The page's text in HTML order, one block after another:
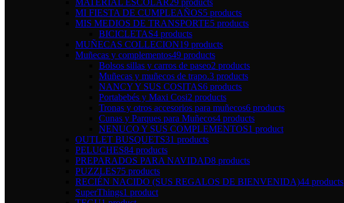
MI FIESTA DE CUMPLEAÑOS5 products
MIS MEDIOS DE TRANSPORTE5 products
BICICLETAS4 products
MUÑECAS COLLECION19 products
Muñecas y complementos49 products
Bolsos sillas y carros de paseo2 products
Muñecas y muñecos de trapo.3 products
NANCY Y SUS COSITAS6 products
Portabebés y Maxi Cosi2 products
Tronas y otros accesorios para muñecos6 products
Cunas y Parques para Muñecos4 products
NENUCO Y SUS COMPLEMENTOS1 product
OUTLET BUSQUETS31 products
PELUCHES84 products
PREPARADOS PARA NAVIDAD8 products
PUZZLES75 products
RECIÉN NACIDO (SUS REGALOS DE BIENVENIDA)44 products
SuperThings1 product